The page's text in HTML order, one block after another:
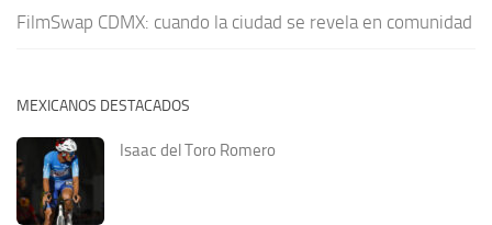
FilmSwap CDMX: cuando la ciudad se revela en comunidad
MEXICANOS DESTACADOS
Isaac del Toro Romero